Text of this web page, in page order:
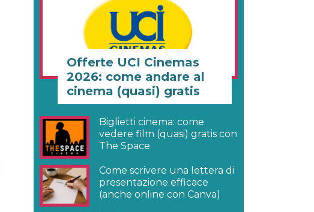
Offerte UCI Cinemas
2026: come andare al
cinema (quasi) gratis
Biglietti cinema: come
vedere film (quasi) gratis con
The Space
Come scrivere una lettera di
presentazione efficace
(anche online con Canva)